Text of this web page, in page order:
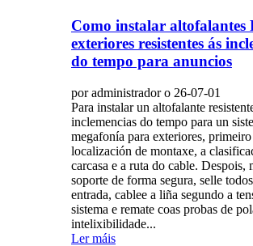
Como instalar altofalantes
exteriores resistentes ás
do tempo para anuncios
por administrador o 26-07-01
Para instalar un altofalante
inclemencias do tempo para un
megafonía para exteriores,
localización de montaxe, a
carcasa e a ruta do cable. Despois,
soporte de forma segura, selle
entrada, cablee a liña segundo a
sistema e remate coas probas de
intelixibilidade...
Ler máis